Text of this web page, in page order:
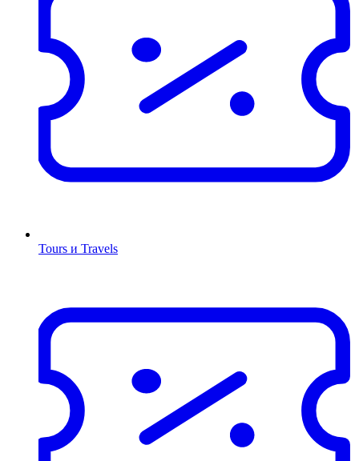
Tours и Travels